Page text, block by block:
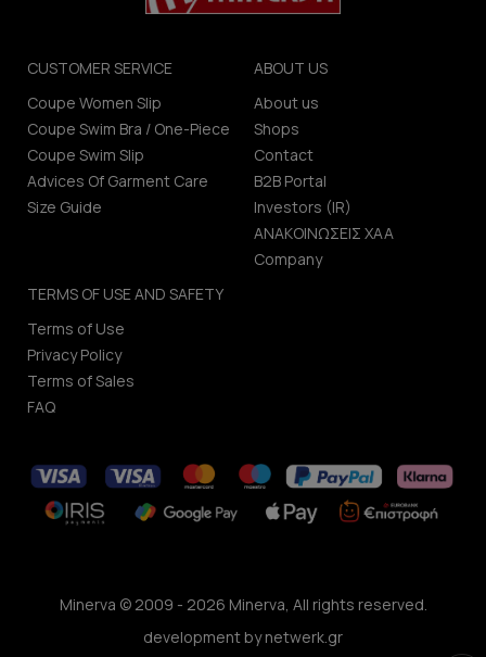
CUSTOMER SERVICE
Coupe Women Slip
Coupe Swim Bra / One-Piece
Coupe Swim Slip
Advices Of Garment Care
Size Guide
ABOUT US
About us
Shops
Contact
B2B Portal
Investors (IR)
ΑΝΑΚΟΙΝΩΣΕΙΣ ΧΑΑ
Company
TERMS OF USE AND SAFETY
Terms of Use
Privacy Policy
Terms of Sales
FAQ
Minerva © 2009 - 2026 Minerva, All rights reserved.
development bynetwerk.gr